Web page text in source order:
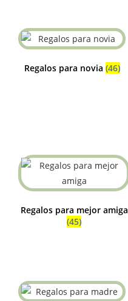
Regalos para novia (46)
Regalos para mejor amiga
(45)